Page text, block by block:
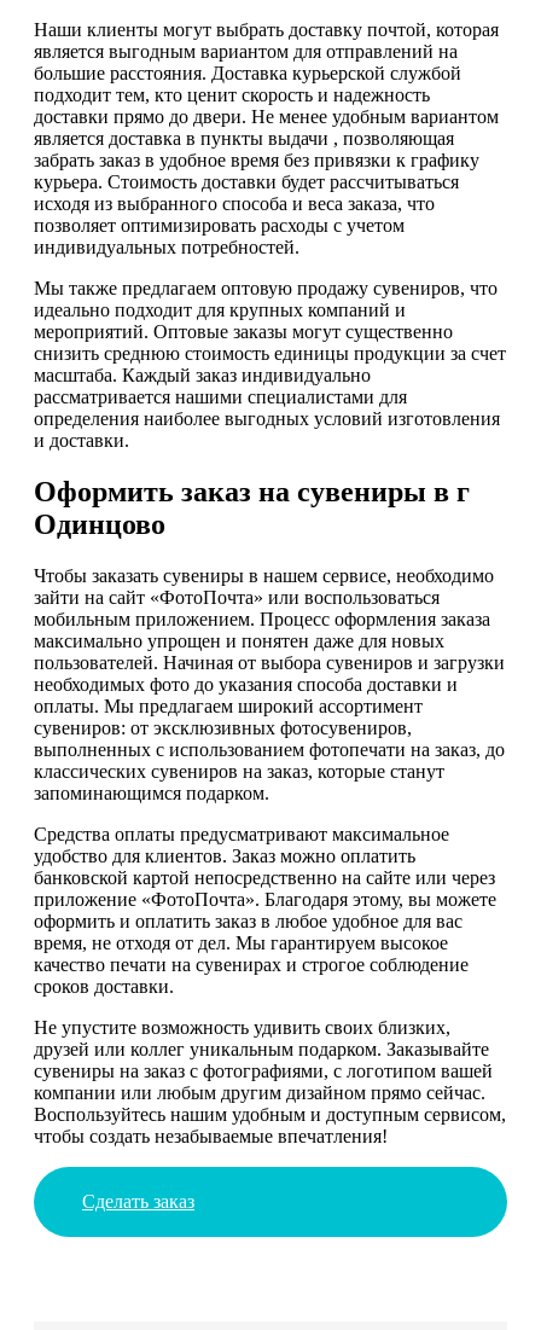
Наши клиенты могут выбрать доставку почтой, которая
является выгодным вариантом для отправлений на
большие расстояния. Доставка курьерской службой
подходит тем, кто ценит скорость и надежность
доставки прямо до двери. Не менее удобным вариантом
является доставка в пункты выдачи , позволяющая
забрать заказ в удобное время без привязки к графику
курьера. Стоимость доставки будет рассчитываться
исходя из выбранного способа и веса заказа, что
позволяет оптимизировать расходы с учетом
индивидуальных потребностей.
Мы также предлагаем оптовую продажу сувениров, что
идеально подходит для крупных компаний и
мероприятий. Оптовые заказы могут существенно
снизить среднюю стоимость единицы продукции за счет
масштаба. Каждый заказ индивидуально
рассматривается нашими специалистами для
определения наиболее выгодных условий изготовления
и доставки.
Оформить заказ на сувениры в г
Одинцово
Чтобы заказать сувениры в нашем сервисе, необходимо
зайти на сайт «ФотоПочта» или воспользоваться
мобильным приложением. Процесс оформления заказа
максимально упрощен и понятен даже для новых
пользователей. Начиная от выбора сувениров и загрузки
необходимых фото до указания способа доставки и
оплаты. Мы предлагаем широкий ассортимент
сувениров: от эксклюзивных фотосувениров,
выполненных с использованием фотопечати на заказ, до
классических сувениров на заказ, которые станут
запоминающимся подарком.
Средства оплаты предусматривают максимальное
удобство для клиентов. Заказ можно оплатить
банковской картой непосредственно на сайте или через
приложение «ФотоПочта». Благодаря этому, вы можете
оформить и оплатить заказ в любое удобное для вас
время, не отходя от дел. Мы гарантируем высокое
качество печати на сувенирах и строгое соблюдение
сроков доставки.
Не упустите возможность удивить своих близких,
друзей или коллег уникальным подарком. Заказывайте
сувениры на заказ с фотографиями, с логотипом вашей
компании или любым другим дизайном прямо сейчас.
Воспользуйтесь нашим удобным и доступным сервисом,
чтобы создать незабываемые впечатления!
Сделать заказ